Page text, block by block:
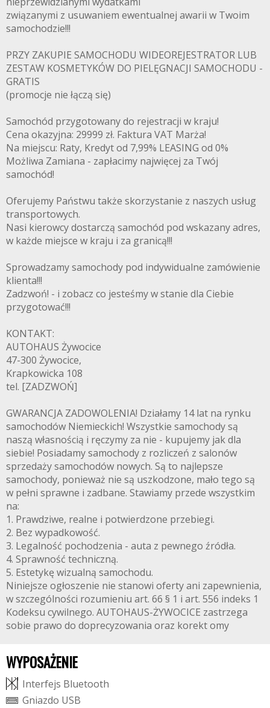
związanymi z usuwaniem ewentualnej awarii w Twoim
samochodzie!!!
PRZY ZAKUPIE SAMOCHODU WIDEOREJESTRATOR LUB
ZESTAW KOSMETYKÓW DO PIELĘGNACJI SAMOCHODU -
GRATIS
(promocje nie łączą się)
Samochód przygotowany do rejestracji w kraju!
Cena okazyjna: 29999 zł. Faktura VAT Marża!
Na miejscu: Raty, Kredyt od 7,99% LEASING od 0%
Możliwa Zamiana - zapłacimy najwięcej za Twój
samochód!
Oferujemy Państwu także skorzystanie z naszych usług
transportowych.
Nasi kierowcy dostarczą samochód pod wskazany adres,
w każde miejsce w kraju i za granicą!!!
Sprowadzamy samochody pod indywidualne zamówienie
klienta!!!
Zadzwoń! - i zobacz co jesteśmy w stanie dla Ciebie
przygotować!!!
KONTAKT:
AUTOHAUS Żywocice
47-300 Żywocice,
Krapkowicka 108
tel. [ZADZWOŃ]
GWARANCJA ZADOWOLENIA! Działamy 14 lat na rynku
samochodów Niemieckich! Wszystkie samochody są
naszą własnością i ręczymy za nie - kupujemy jak dla
siebie! Posiadamy samochody z rozliczeń z salonów
sprzedaży samochodów nowych. Są to najlepsze
samochody, ponieważ nie są uszkodzone, mało tego są
w pełni sprawne i zadbane. Stawiamy przede wszystkim
na:
1. Prawdziwe, realne i potwierdzone przebiegi.
2. Bez wypadkowość.
3. Legalność pochodzenia - auta z pewnego źródła.
4. Sprawność techniczną.
5. Estetykę wizualną samochodu.
Niniejsze ogłoszenie nie stanowi oferty ani zapewnienia,
w szczególności rozumieniu art. 66 § 1 i art. 556 indeks 1
Kodeksu cywilnego. AUTOHAUS-ŻYWOCICE zastrzega
sobie prawo do doprecyzowania oraz korekt omy
WYPOSAŻENIE
Interfejs Bluetooth
Gniazdo USB